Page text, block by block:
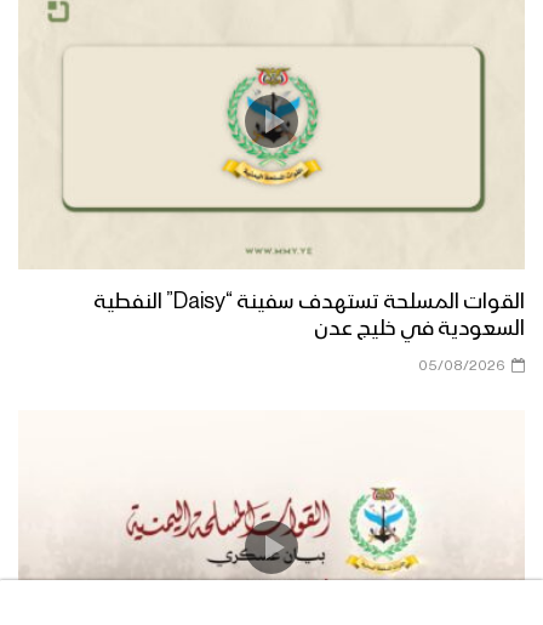
القوات المسلحة تستهدف سفينة “Daisy” النفطية
السعودية في خليج عدن
05/08/2026